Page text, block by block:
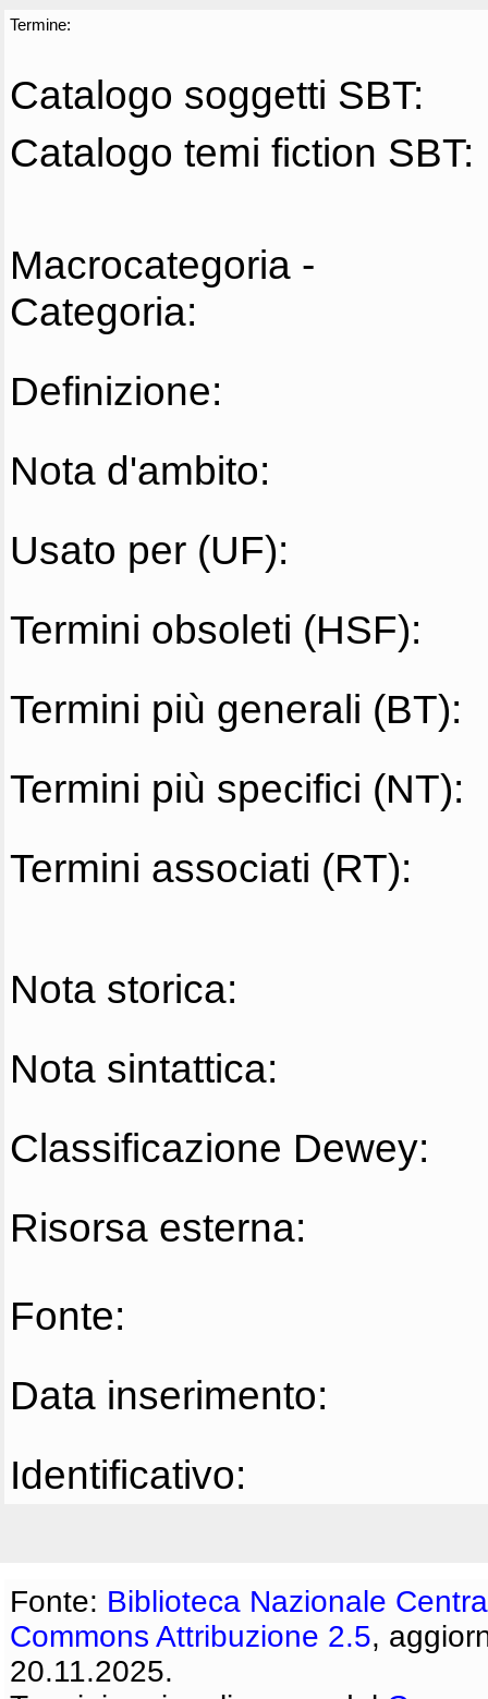
Termine:
Catalogo soggetti SBT:
Catalogo temi fiction SBT:
Macrocategoria -
Categoria:
Definizione:
Nota d'ambito:
Usato per (UF):
Termini obsoleti (HSF):
Termini più generali (BT):
Termini più specifici (NT):
Termini associati (RT):
Nota storica:
Nota sintattica:
Classificazione Dewey:
Risorsa esterna:
Fonte:
Data inserimento:
Identificativo:
Fonte: Biblioteca Nazionale
Commons Attribuzione 2.5,
20.11.2025.